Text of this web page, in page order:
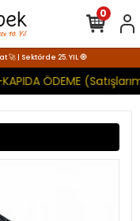
| Sektörde 25. YIL 🧿
ÖDEME
0